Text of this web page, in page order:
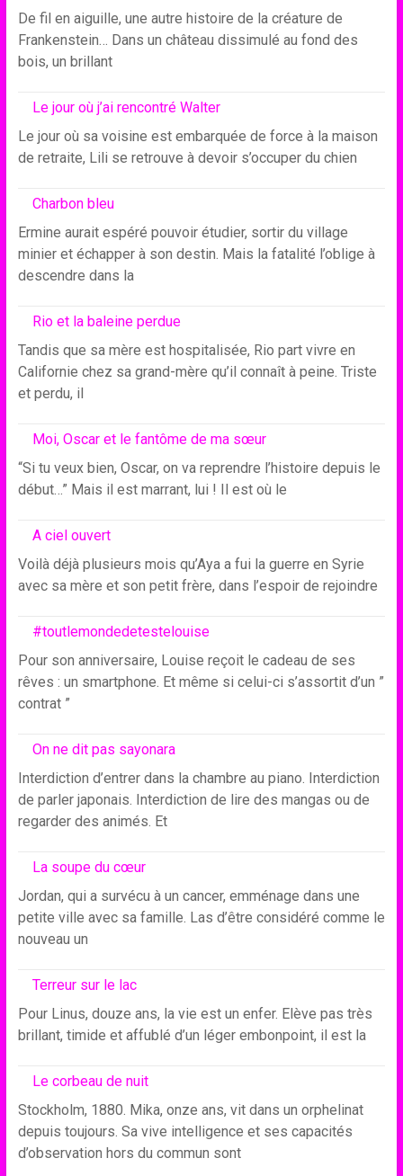
De fil en aiguille, une autre histoire de la créature de
Frankenstein… Dans un château dissimulé au fond des
bois, un brillant
Le jour où j’ai rencontré Walter
Le jour où sa voisine est embarquée de force à la maison
de retraite, Lili se retrouve à devoir s’occuper du chien
Charbon bleu
Ermine aurait espéré pouvoir étudier, sortir du village
minier et échapper à son destin. Mais la fatalité l’oblige à
descendre dans la
Rio et la baleine perdue
Tandis que sa mère est hospitalisée, Rio part vivre en
Californie chez sa grand-mère qu’il connaît à peine. Triste
et perdu, il
Moi, Oscar et le fantôme de ma sœur
“Si tu veux bien, Oscar, on va reprendre l’histoire depuis le
début…” Mais il est marrant, lui ! Il est où le
A ciel ouvert
Voilà déjà plusieurs mois qu’Aya a fui la guerre en Syrie
avec sa mère et son petit frère, dans l’espoir de rejoindre
#toutlemondedetestelouise
Pour son anniversaire, Louise reçoit le cadeau de ses
rêves : un smartphone. Et même si celui-ci s’assortit d’un ”
contrat ”
On ne dit pas sayonara
Interdiction d’entrer dans la chambre au piano. Interdiction
de parler japonais. Interdiction de lire des mangas ou de
regarder des animés. Et
La soupe du cœur
Jordan, qui a survécu à un cancer, emménage dans une
petite ville avec sa famille. Las d’être considéré comme le
nouveau un
Terreur sur le lac
Pour Linus, douze ans, la vie est un enfer. Elève pas très
brillant, timide et affublé d’un léger embonpoint, il est la
Le corbeau de nuit
Stockholm, 1880. Mika, onze ans, vit dans un orphelinat
depuis toujours. Sa vive intelligence et ses capacités
d’observation hors du commun sont